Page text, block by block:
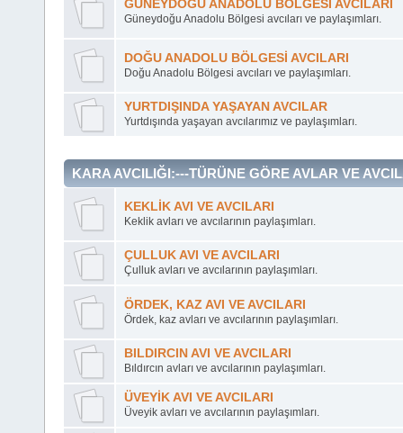
GÜNEYDOĞU ANADOLU BÖLGESİ AVCILARI
Güneydoğu Anadolu Bölgesi avcıları ve paylaşımları.
DOĞU ANADOLU BÖLGESİ AVCILARI
Doğu Anadolu Bölgesi avcıları ve paylaşımları.
YURTDIŞINDA YAŞAYAN AVCILAR
Yurtdışında yaşayan avcılarımız ve paylaşımları.
KARA AVCILIĞI:---TÜRÜNE GÖRE AVLAR VE
KEKLİK AVI VE AVCILARI
Keklik avları ve avcılarının paylaşımları.
ÇULLUK AVI VE AVCILARI
Çulluk avları ve avcılarının paylaşımları.
ÖRDEK, KAZ AVI VE AVCILARI
Ördek, kaz avları ve avcılarının paylaşımları.
BILDIRCIN AVI VE AVCILARI
Bıldırcın avları ve avcılarının paylaşımları.
ÜVEYİK AVI VE AVCILARI
Üveyik avları ve avcılarının paylaşımları.